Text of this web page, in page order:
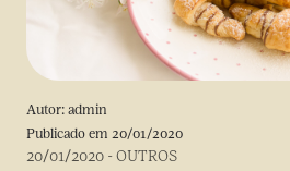
Autor: admin
Publicado em 20/01/2020
20/01/2020 -OUTROS